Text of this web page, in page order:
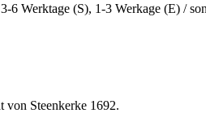
Werktage (S), 1-3 Werkage (E) /
von Steenkerke 1692.